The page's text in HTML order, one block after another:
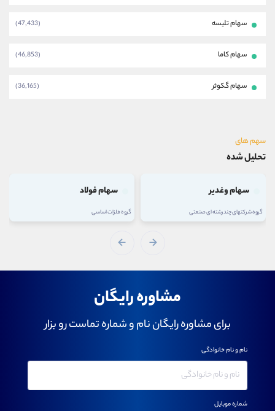
سهام تلیسه (47,433)
سهام کاما (46,853)
سهام گکوثر (36,165)
سهم های
تحلیل شده
سهام وغدیر
گروه شرکتهای چند رشته ای صنعتی
سهام فولاد
گروه فلزات اساسی
مشاوره رایگان
برای مشاوره رایگان نام و شماره تماست رو بزار
نام و نام خانوادگی
شماره موبایل